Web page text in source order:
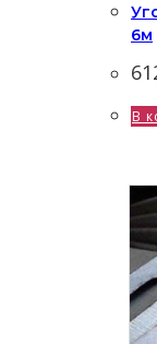
6м
В